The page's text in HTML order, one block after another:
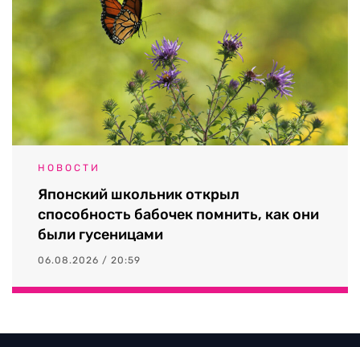
НОВОСТИ
Японский школьник открыл
способность бабочек помнить, как они
были гусеницами
06.08.2026 / 20:59